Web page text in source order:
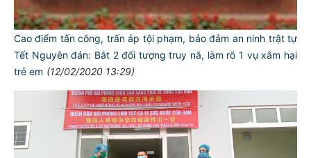
Cao điểm tấn công, trấn áp tội phạm, bảo đảm an ninh trật tự
Tết Nguyên đán: Bắt 2 đối tượng truy nã, làm rõ 1 vụ xâm hại
trẻ em (12/02/2020 13:29)